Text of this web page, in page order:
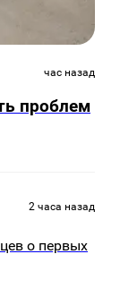
час назад
проблем
2 часа назад
о первых